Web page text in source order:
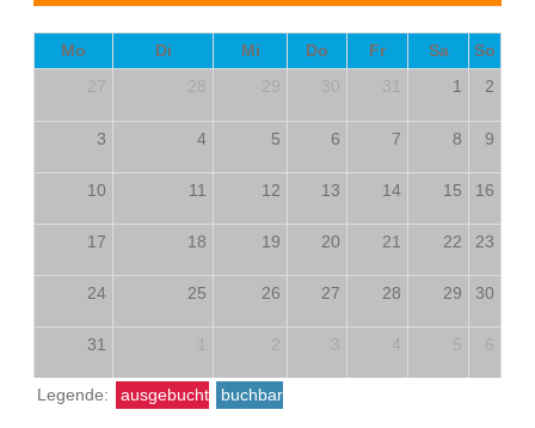
Mo Di Mi Do Fr Sa
So
27
28 29 30 31 1 2
3 4 5 6 7 8 9
10 11 12 13 14 15 16
17 18 19 20 21 22 23
24 25 26 27 28 29 30
31 3 4 5 6
Legende: ausgebucht buchbar